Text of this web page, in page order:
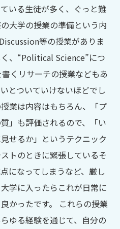
いる生徒が多く、ぐっと難
大学の授業の準備という内
等の授業がありま
、“Political Science”につ
くリサーチの授業などもあ
とついていけないほどでし
業は内容はもちろん、「プ
」も評価されるので、「い
せるか」というテクニック
トのときに緊張しているそ
になってしまうなど、厳し
学に入ったらこれが日常に
かったです。 これらの授業
ゆる経験を通じて、自分の